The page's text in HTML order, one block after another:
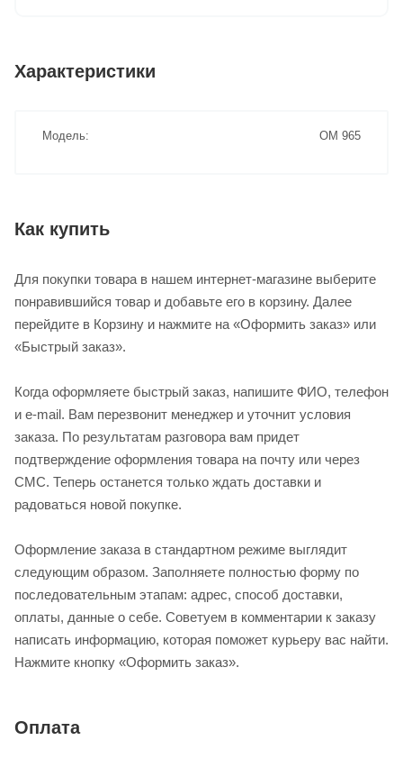
Характеристики
Модель ОМ 965
Как купить
Для покупки товара в нашем интернет-магазине выберите
понравившийся товар и добавьте его в корзину. Далее
перейдите в Корзину и нажмите на «Оформить заказ» или
«Быстрый заказ».
Когда оформляете быстрый заказ, напишите ФИО, телефон
и e-mail. Вам перезвонит менеджер и уточнит условия
заказа. По результатам разговора вам придет
подтверждение оформления товара на почту или через
СМС. Теперь останется только ждать доставки и
радоваться новой покупке.
Оформление заказа в стандартном режиме выглядит
следующим образом. Заполняете полностью форму по
последовательным этапам: адрес, способ доставки,
оплаты, данные о себе. Советуем в комментарии к заказу
написать информацию, которая поможет курьеру вас найти.
Нажмите кнопку «Оформить заказ».
Оплата